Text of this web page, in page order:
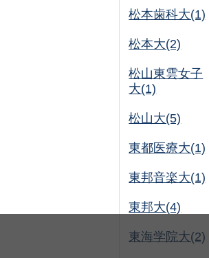
松本歯科大(1)
松本大(2)
松山東雲女子
大(1)
松山大(5)
東都医療大(1)
東邦音楽大(1)
東邦大(4)
東海学院大(2)